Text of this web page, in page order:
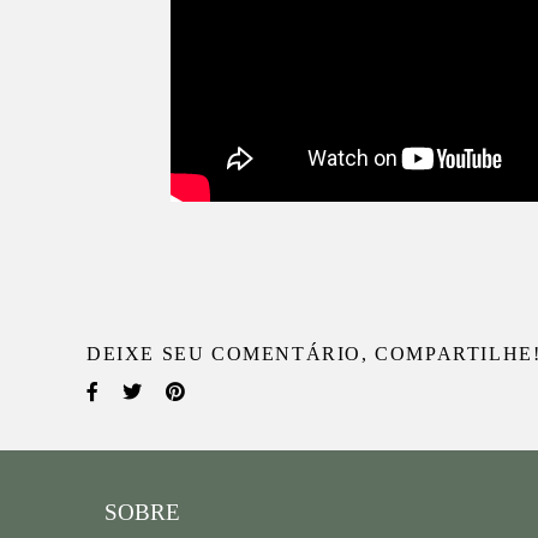
DEIXE SEU COMENTÁRIO,
SOBRE